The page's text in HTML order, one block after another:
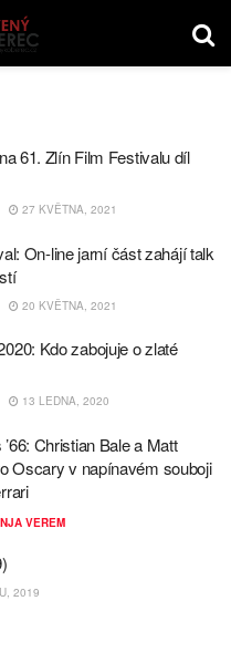
61. Zlín Film Festivalu díl
27 KVĚTNA, 2021
On-line jarní část zahájí talk
20 KVĚTNA, 2021
Kdo zabojuje o zlaté
13 LEDNA, 2020
Christian Bale a Matt
Oscary v napínavém souboji
VEREM
2019